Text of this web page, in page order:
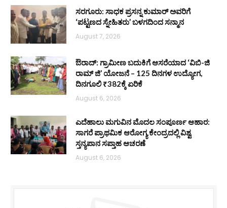
ಸರಗೂರು: ಸಾಧಕ ಪ್ರಸನ್ನ ಕುಮಾರ್ ಅವರಿಗೆ
‘ಪಟ್ಟಣದ ಸ್ನೇಹಿತರು’ ಬಳಗದಿಂದ ಸನ್ಮಾನ
August 7, 2026
ಔರಾದ್: ಗ್ರಾಮೀಣ ಬದುಕಿಗೆ ಆಸರೆಯಾದ ‘ವಿಬಿ-ಜಿ
ರಾಮ್ ಜಿ’ ಯೋಜನೆ – 125 ದಿನಗಳ ಉದ್ಯೋಗ,
ದಿನಗೂಲಿ ₹382ಕ್ಕೆ ಏರಿಕೆ
August 6, 2026
ಎದೆಹಾಲು ಮಗುವಿನ ಮೊದಲ ಸಂಪೂರ್ಣ ಆಹಾರ:
ಸಾಗರೆ ಪ್ರಾಥಮಿಕ ಆರೋಗ್ಯ ಕೇಂದ್ರದಲ್ಲಿ ವಿಶ್ವ
ಸ್ತನ್ಯಪಾನ ಸಪ್ತಾಹ ಆಚರಣೆ
August 6, 2026